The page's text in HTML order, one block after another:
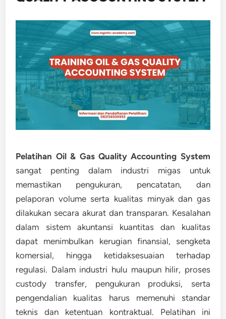
Pelatihan Oil & Gas Quality Accounting System
sangat penting dalam industri migas untuk
memastikan pengukuran, pencatatan, dan
pelaporan volume serta kualitas minyak dan gas
dilakukan secara akurat dan transparan. Kesalahan
dalam sistem akuntansi kuantitas dan kualitas
dapat menimbulkan kerugian finansial, sengketa
komersial, hingga ketidaksesuaian terhadap
regulasi. Dalam industri hulu maupun hilir, proses
custody transfer, pengukuran produksi, serta
pengendalian kualitas harus memenuhi standar
teknis dan ketentuan kontraktual. Pelatihan ini